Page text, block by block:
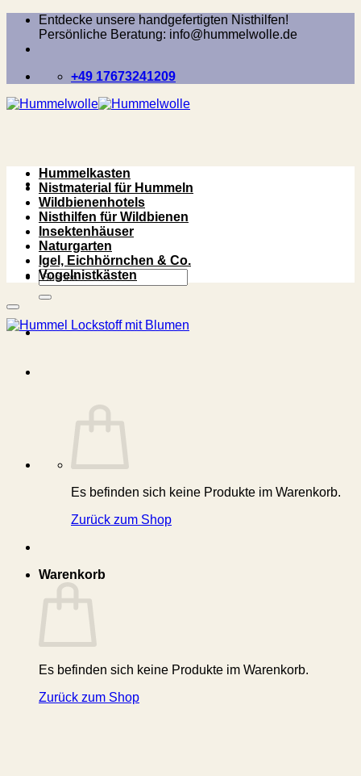
Zum
springen
Entdecke unsere handgefertigten Nisthilfen!
Persönliche Beratung: info@hummelwolle.de
+49 17673241209
Suchen
nach:
Es befinden sich keine Produkte im Warenkorb.
Zurück zum Shop
Warenkorb
Es befinden sich keine Produkte im Warenkorb.
Zurück zum Shop
Hummelkasten
Nistmaterial für Hummeln
Wildbienenhotels
Nisthilfen für Wildbienen
Insektenhäuser
Naturgarten
Igel, Eichhörnchen & Co.
Vogelnistkästen